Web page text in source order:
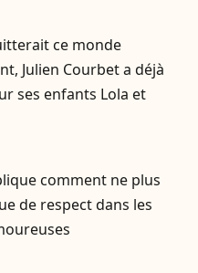
ce monde
Julien Courbet a déjà
ses enfants Lola et
comment ne plus
de respect dans les